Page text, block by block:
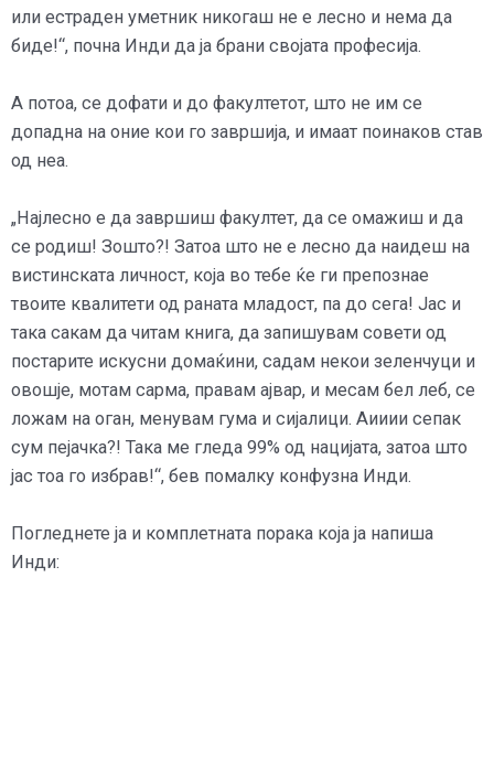
или естраден уметник никогаш не е лесно и нема да
биде!“, почна Инди да ја брани својата професија.
А потоа, се дофати и до факултетот, што не им се
допадна на оние кои го завршија, и имаат поинаков став
од неа.
„Најлесно е да завршиш факултет, да се омажиш и да
се родиш! Зошто?! Затоа што не е лесно да наидеш на
вистинската личност, која во тебе ќе ги препознае
твоите квалитети од раната младост, па до сега! Јас и
така сакам да читам книга, да запишувам совети од
постарите искусни домаќини, садам некои зеленчуци и
овошје, мотам сарма, правам ајвар, и месам бел леб, се
ложам на оган, менувам гума и сијалици. Аииии сепак
сум пејачка?! Така ме гледа 99% од нацијата, затоа што
јас тоа го избрав!“, бев помалку конфузна Инди.
Погледнете ја и комплетната порака која ја напиша
Инди: